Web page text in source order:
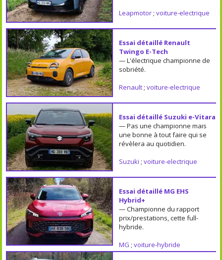
Leapmotor; voiture-electrique
Essai détaillé Renault
Twingo E-Tech
— L'électrique championne de
sobriété.
Renault; voiture-electrique
Essai détaillé Suzuki e-Vitara
— Pas une championne mais
une bonne à tout faire qui se
révèlera au quotidien.
Suzuki ; voiture-electrique
Essai détaillé MG EHS
Hybrid+
— Championne du rapport
prix/prestations, cette full-
hybride.
MG ; voiture-hybride